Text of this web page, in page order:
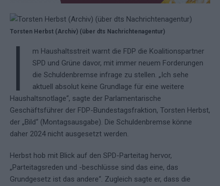
Torsten Herbst (Archiv) (über dts Nachrichtenagentur)
I
m Haushaltsstreit warnt die FDP die Koalitionspartner
SPD und Grüne davor, mit immer neuem Forderungen
die Schuldenbremse infrage zu stellen. „Ich sehe
aktuell absolut keine Grundlage für eine weitere
Haushaltsnotlage“, sagte der Parlamentarische
Geschäftsführer der FDP-Bundestagsfraktion, Torsten Herbst,
der „Bild“ (Montagsausgabe). Die Schuldenbremse könne
daher 2024 nicht ausgesetzt werden.
Herbst hob mit Blick auf den SPD-Parteitag hervor,
„Parteitagsreden und -beschlüsse sind das eine, das
Grundgesetz ist das andere“. Zugleich sagte er, dass die